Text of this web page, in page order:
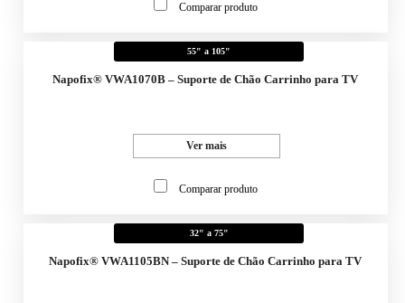
Comparar produto
55" a 105"
Napofix® VWA1070B – Suporte de Chão Carrinho para TV
Ver mais
Comparar produto
32" a 75"
Napofix® VWA1105BN – Suporte de Chão Carrinho para TV